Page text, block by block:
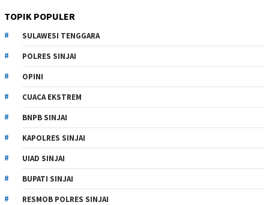
TOPIK POPULER
SULAWESI TENGGARA
POLRES SINJAI
OPINI
CUACA EKSTREM
BNPB SINJAI
KAPOLRES SINJAI
UIAD SINJAI
BUPATI SINJAI
RESMOB POLRES SINJAI